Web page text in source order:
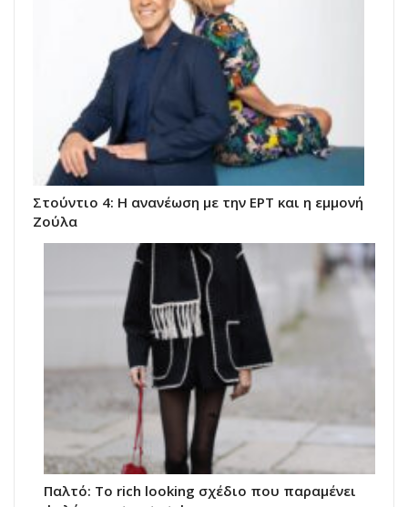
Στούντιο 4: Η ανανέωση με την ΕΡΤ και η εμμονή
Ζούλα
Παλτό: Το rich looking σχέδιο που παραμένει